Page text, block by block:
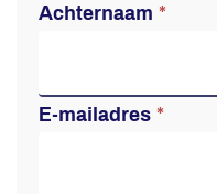
–
Achternaam *
E-mailadres *